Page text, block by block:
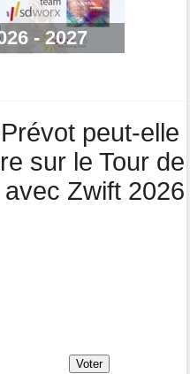
2e étape
05/08
vainqueur de la 3e étape !
- 2027
peut-elle
sur le Tour de
Zwift 2026